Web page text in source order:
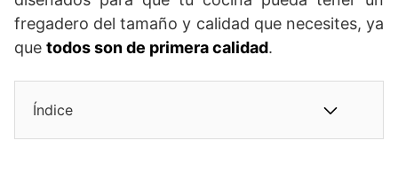
fregadero del tamaño y calidad que necesites, ya
que todos son de primera calidad.
Índice